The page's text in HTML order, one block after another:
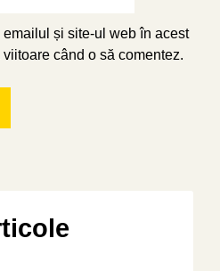
și site-ul web în acest
când o să comentez.